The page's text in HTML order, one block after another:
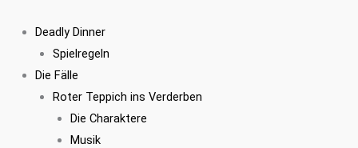
Inhalt
springen
Deadly Dinner
Spielregeln
Die Fälle
Roter Teppich ins Verderben
Die Charaktere
Musik
"Biker"
54/56